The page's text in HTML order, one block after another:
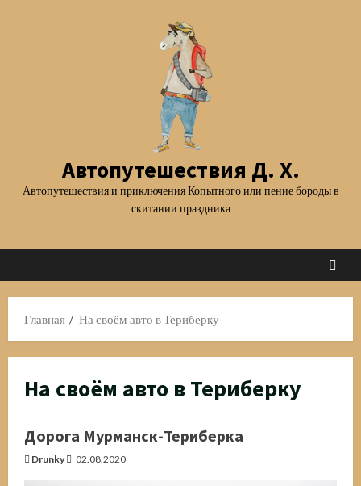
Автопутешествия Д. Х.
Автопутешествия и приключения Копытного или пение бороды в
скитании праздника
Главная На своём авто в Териберку
На своём авто в Териберку
Дорога Мурманск-Териберка
Drunky 02.08.2020